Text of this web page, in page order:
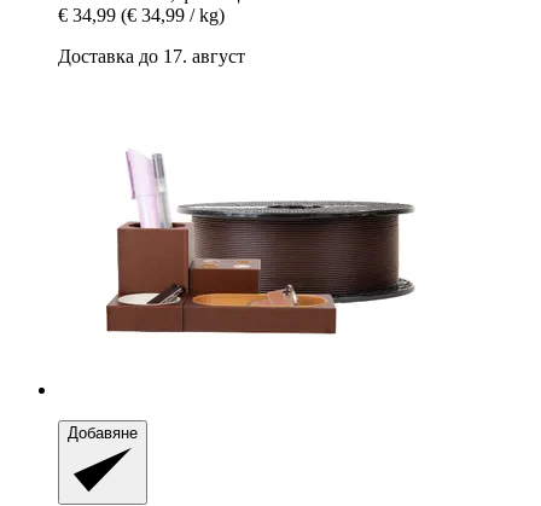
€ 34,99 (€ 34,99 / kg)
Доставка до 17. август
Добавяне